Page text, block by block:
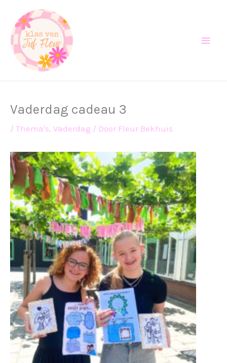
naar
inhoud
Vaderdag cadeau 3
/ Thema's, Vaderdag / Door Fleur Bekhuis